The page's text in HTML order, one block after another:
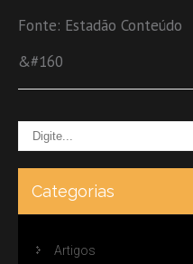
Fonte: Estadão Conteúdo
&#160
Categorias
Artigos